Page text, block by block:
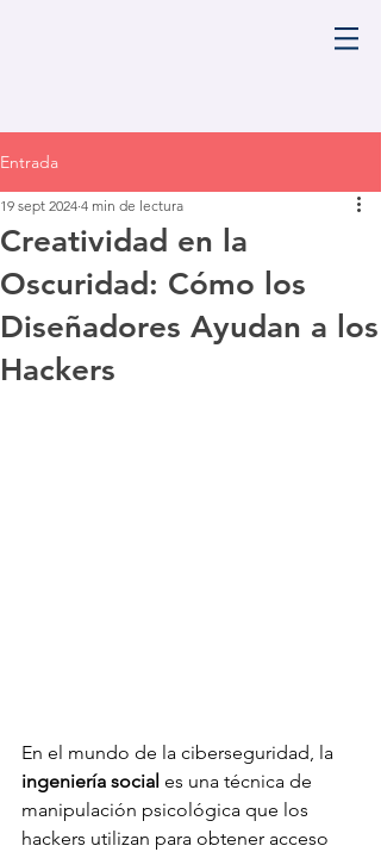
Entrada
Creatividad en la
Oscuridad: Cómo los
Diseñadores Ayudan a los
Hackers
19 sept 2024 4 min de lectura
En el mundo de la ciberseguridad, la
ingeniería social es una técnica de
manipulación psicológica que los
hackers utilizan para obtener acceso